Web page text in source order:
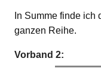
In Summe finde ich
ganzen Reihe.
Vorband 2: